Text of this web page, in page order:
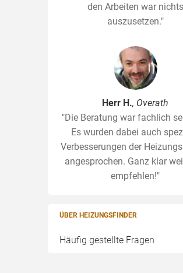
den Arbeiten war nichts
auszusetzen."
Herr H., Overath
"Die Beratung war fachlich
Es wurden dabei auch
Verbesserungen der
angesprochen. Ganz klar
empfehlen!"
ÜBER HEIZUNGSFINDER
Häufig gestellte Fragen